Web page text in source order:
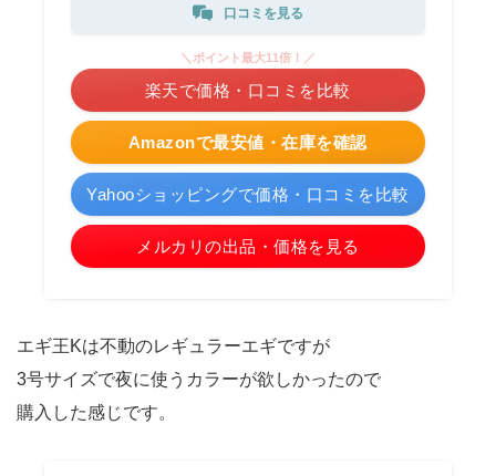
口コミを見る
Amazonで最安値・在庫を確認
＼ポイント最大11倍！／
楽天で価格・口コミを比較
Yahooショッピングで価格・口コミを比較
メルカリの出品・価格を見る
エギ王Kは不動のレギュラーエギですが
3号サイズで夜に使うカラーが欲しかったので
購入した感じです。